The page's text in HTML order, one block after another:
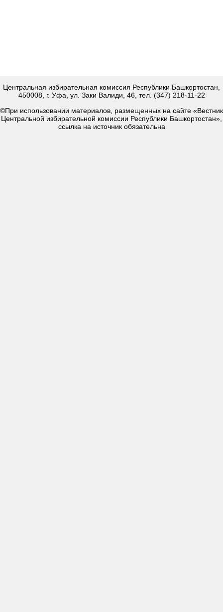
Центральная избирательная комиссия Республики Башкортостан,
450008, г. Уфа, ул. Заки Валиди, 46, тел. (347) 218-11-22
©При использовании материалов, размещенных на сайте «Вестник
Центральной избирательной комиссии Республики Башкортостан»,
ссылка на источник обязательна